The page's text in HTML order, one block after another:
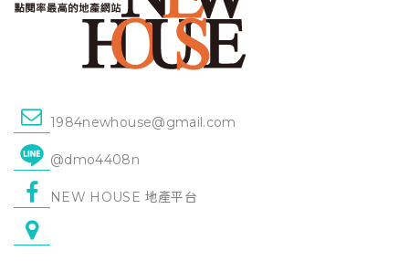
1984newhouse@gmail.com
@dmo4408n
NEW HOUSE 地產平台